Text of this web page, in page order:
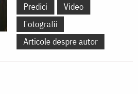
Predici
Video
Fotografii
Articole despre autor